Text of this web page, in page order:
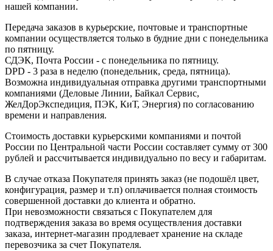
нашей компании.
Передача заказов в курьерские, почтовые и транспортные
компании осуществляется только в будние дни с понедельника
по пятницу.
СДЭК, Почта России - с понедельника по пятницу.
DPD - 3 раза в неделю (понедельник, среда, пятница).
Возможна индивидуальная отправка другими транспортными
компаниями (Деловые Линии, Байкал Сервис,
ЖелДорЭкспедиция, ПЭК, КиТ, Энергия) по согласованию
времени и направления.
Стоимость доставки курьерскими компаниями и почтой
России по Центральной части России составляет сумму от 300
рублей и рассчитывается индивидуально по весу и габаритам.
В случае отказа Покупателя принять заказ (не подошёл цвет,
конфигурация, размер и т.п) оплачивается полная стоимость
совершенной доставки до клиента и обратно.
При невозможности связаться с Покупателем для
подтверждения заказа во время осуществления доставки
заказа, интернет-магазин продлевает хранение на складе
перевозчика за счет Покупателя.